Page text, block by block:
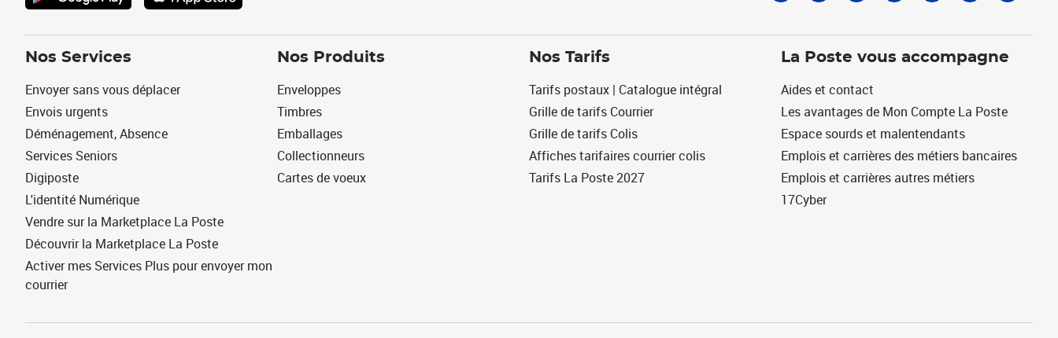
Nos Services
Envoyer sans vous déplacer
Envois urgents
Déménagement, Absence
Services Seniors
Digiposte
L'identité Numérique
Vendre sur la Marketplace La Poste
Découvrir la Marketplace La Poste
Activer mes Services Plus pour envoyer mon
courrier
Nos Produits
Enveloppes
Timbres
Emballages
Collectionneurs
Cartes de voeux
Nos Tarifs
Tarifs postaux | Catalogue intégral
Grille de tarifs Courrier
Grille de tarifs Colis
Affiches tarifaires courrier colis
Tarifs La Poste 2027
La Poste vous accompagne
Aides et contact
Les avantages de Mon Compte La Poste
Espace sourds et malentendants
Emplois et carrières des métiers bancaires
Emplois et carrières autres métiers
17Cyber